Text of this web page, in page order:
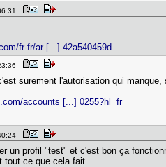
fr-fr/ar [...] 42a540459d
surement l'autorisation qui
accounts [...] 0255?hl=fr
un profil "test" et c'est bon ça
tout ce que cela fait.